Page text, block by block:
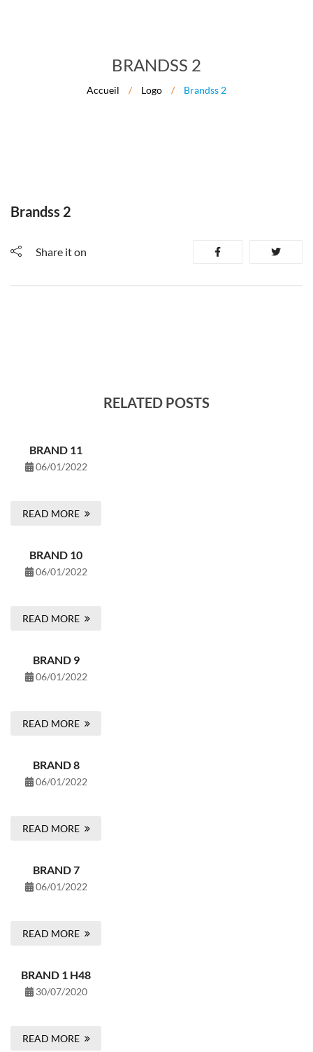
BRANDSS 2
Accueil / Logo / Brandss 2
Brandss 2
Share it on
RELATED POSTS
BRAND 11
06/01/2022
READ MORE
BRAND 10
06/01/2022
READ MORE
BRAND 9
06/01/2022
READ MORE
BRAND 8
06/01/2022
READ MORE
BRAND 7
06/01/2022
READ MORE
BRAND 1 H48
30/07/2020
READ MORE